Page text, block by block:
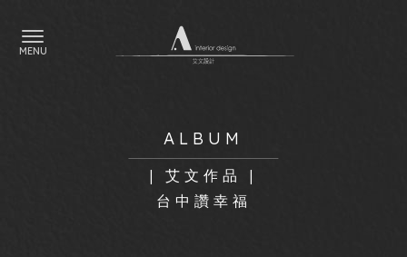
| 艾文作品 |
台中讚幸福